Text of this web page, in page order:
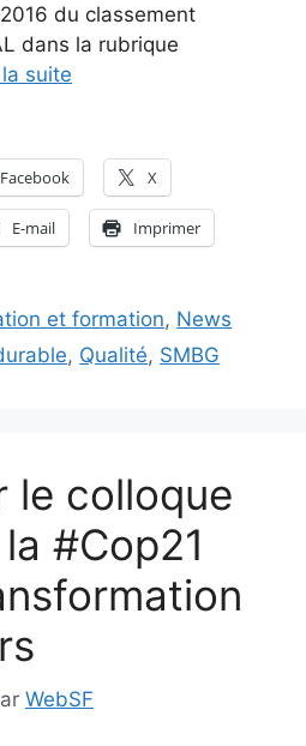
du classement
dans la rubrique
suite
Facebook X
E-mail Imprimer
et formation, News
, Qualité, SMBG
le colloque
#Cop21
WebSF